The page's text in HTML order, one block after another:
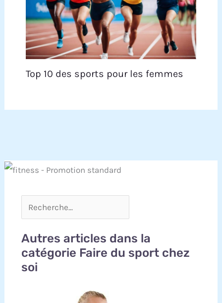
Top 10 des sports pour les femmes
Autres articles dans la
catégorie Faire du sport chez
soi